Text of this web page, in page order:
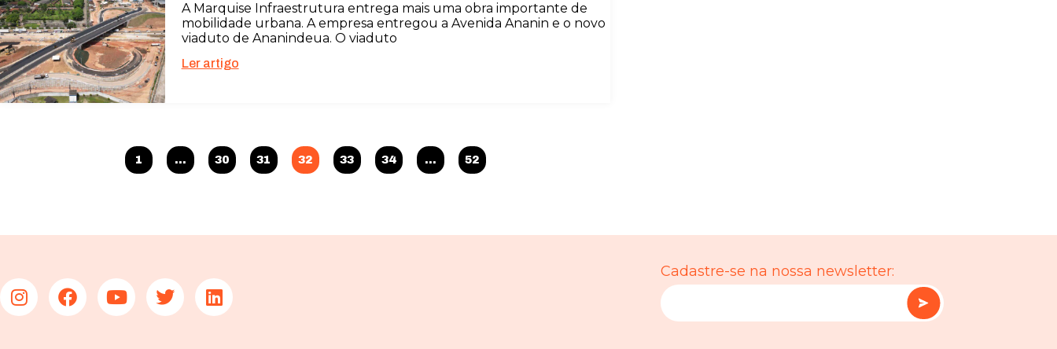
A Marquise Infraestrutura entrega mais uma obra importante de
mobilidade urbana. A empresa entregou a Avenida Ananin e o novo
viaduto de Ananindeua. O viaduto
Ler artigo
1 … 30 31 32 33 34 … 52
Cadastre-se na nossa newsletter: